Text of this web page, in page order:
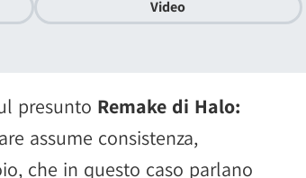
Video
presunto Remake di Halo:
assume consistenza,
che in questo caso parlano